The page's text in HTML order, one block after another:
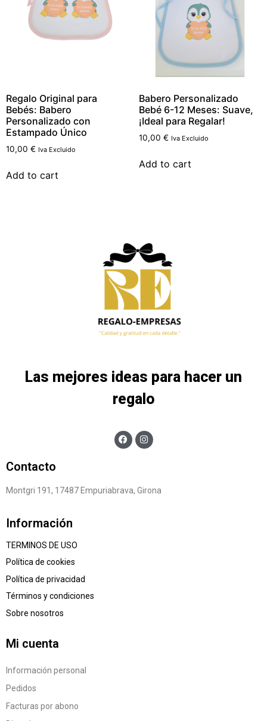
Regalo Original para
Bebés: Babero
Personalizado con
Estampado Único
10,00 € Iva Excluido
Add to cart
Babero Personalizado
Bebé 6-12 Meses: Suave,
¡Ideal para Regalar!
10,00 € Iva Excluido
Add to cart
Las mejores ideas para hacer un
regalo
Contacto
Montgri 191, 17487 Empuriabrava, Girona
Información
TERMINOS DE USO
Política de cookies
Política de privacidad
Términos y condiciones
Sobre nosotros
Mi cuenta
Información personal
Pedidos
Facturas por abono